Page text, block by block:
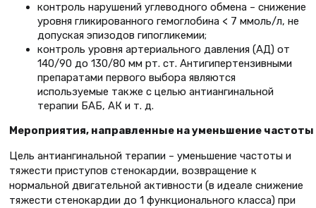
контроль нарушений углеводного обмена – снижение
уровня гликированного гемоглобина < 7 ммоль/л, не
допуская эпизодов гипогликемии;
контроль уровня артериального давления (АД) от
140/90 до 130/80 мм рт. ст. Антигипертензивными
препаратами первого выбора являются
используемые также с целью антиангинальной
терапии БАБ, АК и т. д.
Мероприятия, направленные на уменьшение
Цель антиангинальной терапии – уменьшение частоты и
тяжести приступов стенокардии, возвращение к
нормальной двигательной активности (в идеале снижение
тяжести стенокардии до 1 функционального класса) при